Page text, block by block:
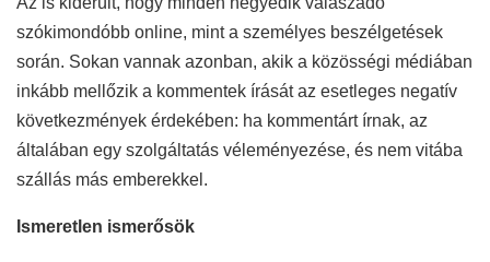
szókimondóbb online, mint a személyes beszélgetések
során. Sokan vannak azonban, akik a közösségi médiában
inkább mellőzik a kommentek írását az esetleges negatív
következmények érdekében: ha kommentárt írnak, az
általában egy szolgáltatás véleményezése, és nem vitába
szállás más emberekkel.
Ismeretlen ismerősök